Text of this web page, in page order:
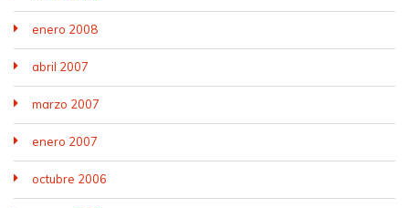
enero 2008
abril 2007
marzo 2007
enero 2007
octubre 2006